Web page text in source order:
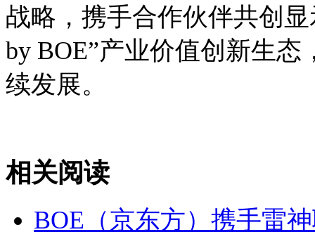
战略，携手合作伙伴共创
by BOE”产业价值创新生
续发展。
相关阅读
BOE（京东方）携手雷